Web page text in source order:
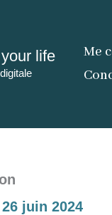
life Me
26 juin 2024